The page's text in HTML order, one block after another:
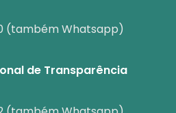
(também Whatsapp)
de Transparência